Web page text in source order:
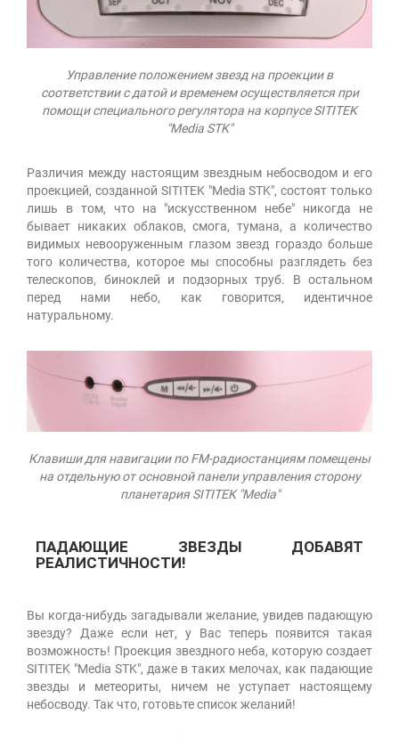
Управление положением звезд на проекции в
соответствии с датой и временем осуществляется при
помощи специального регулятора на корпусе SITITEK
"Media STK"
Различия между настоящим звездным небосводом и его
проекцией, созданной SITITEK "Media STK", состоят только
лишь в том, что на "искусственном небе" никогда не
бывает никаких облаков, смога, тумана, а количество
видимых невооруженным глазом звезд гораздо больше
того количества, которое мы способны разглядеть без
телескопов, биноклей и подзорных труб. В остальном
перед нами небо, как говорится, идентичное
натуральному.
Клавиши для навигации по FM-радиостанциям помещены
на отдельную от основной панели управления сторону
планетария SITITEK "Media"
ПАДАЮЩИЕ ЗВЕЗДЫ ДОБАВЯТ
РЕАЛИСТИЧНОСТИ!
Вы когда-нибудь загадывали желание, увидев падающую
звезду? Даже если нет, у Вас теперь появится такая
возможность! Проекция звездного неба, которую создает
SITITEK "Media STK", даже в таких мелочах, как падающие
звезды и метеориты, ничем не уступает настоящему
небосводу. Так что, готовьте список желаний!